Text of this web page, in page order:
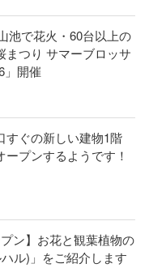
池で花火・60台以上の
まつり サマーブロッサ
」開催
すぐの新しい建物1階
プンするようです！
ン】お花と観葉植物の
ル)」をご紹介します